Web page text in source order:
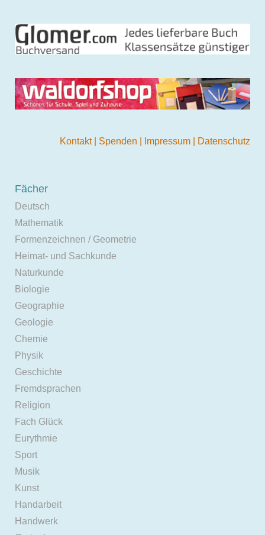
Kontakt Spenden Impressum Datenschutz
Fächer
Deutsch
Mathematik
Formenzeichnen / Geometrie
Heimat- und Sachkunde
Naturkunde
Biologie
Geographie
Geologie
Chemie
Physik
Geschichte
Fremdsprachen
Religion
Fach Glück
Eurythmie
Sport
Musik
Kunst
Handarbeit
Handwerk